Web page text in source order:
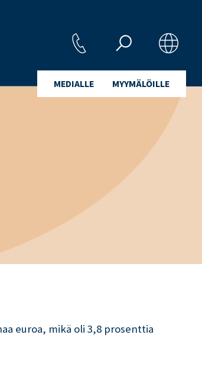
MEDIALLE MYYMÄLÖILLE
euroa, mikä oli 3,8 prosenttia